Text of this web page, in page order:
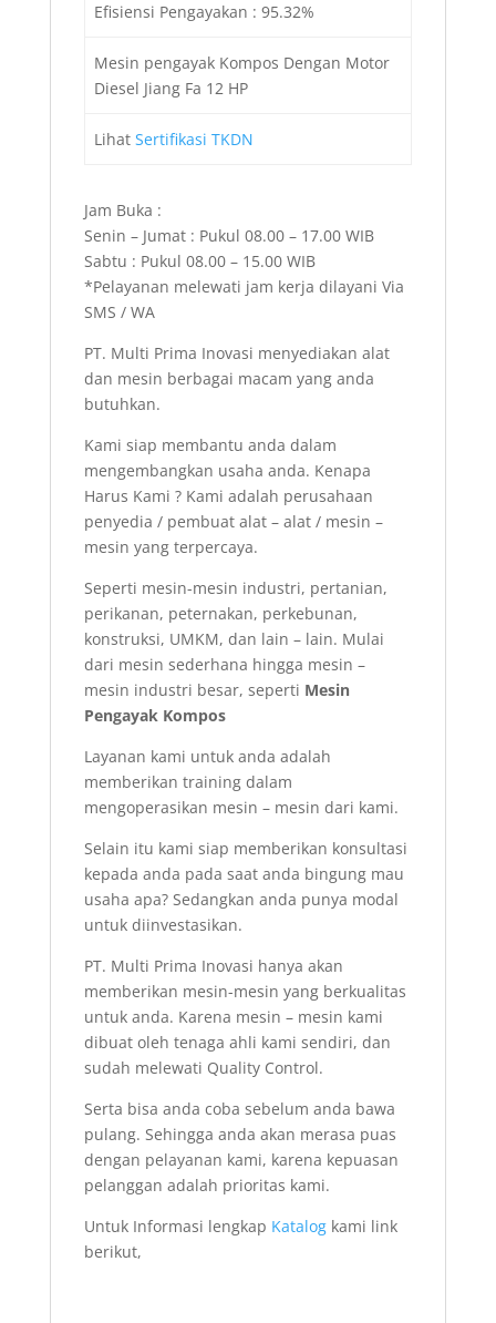
Efisiensi Pengayakan : 95.32%
Mesin pengayak Kompos Dengan Motor
Diesel Jiang Fa 12 HP
Lihat Sertifikasi TKDN
Jam Buka :
Senin – Jumat : Pukul 08.00 – 17.00 WIB
Sabtu : Pukul 08.00 – 15.00 WIB
*Pelayanan melewati jam kerja dilayani Via
SMS / WA
PT. Multi Prima Inovasi menyediakan alat
dan mesin berbagai macam yang anda
butuhkan.
Kami siap membantu anda dalam
mengembangkan usaha anda. Kenapa
Harus Kami ? Kami adalah perusahaan
penyedia / pembuat alat – alat / mesin –
mesin yang terpercaya.
Seperti mesin-mesin industri, pertanian,
perikanan, peternakan, perkebunan,
konstruksi, UMKM, dan lain – lain. Mulai
dari mesin sederhana hingga mesin –
mesin industri besar, seperti Mesin
Pengayak Kompos
Layanan kami untuk anda adalah
memberikan training dalam
mengoperasikan mesin – mesin dari kami.
Selain itu kami siap memberikan konsultasi
kepada anda pada saat anda bingung mau
usaha apa? Sedangkan anda punya modal
untuk diinvestasikan.
PT. Multi Prima Inovasi hanya akan
memberikan mesin-mesin yang berkualitas
untuk anda. Karena mesin – mesin kami
dibuat oleh tenaga ahli kami sendiri, dan
sudah melewati Quality Control.
Serta bisa anda coba sebelum anda bawa
pulang. Sehingga anda akan merasa puas
dengan pelayanan kami, karena kepuasan
pelanggan adalah prioritas kami.
Untuk Informasi lengkap Katalogkami link
berikut,